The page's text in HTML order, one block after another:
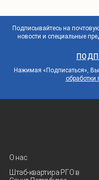
Подписывайтесь на
новости и специальные
Нажимая «Подписаться», Вы
обработки
О нас
Штаб-квартира РГО в